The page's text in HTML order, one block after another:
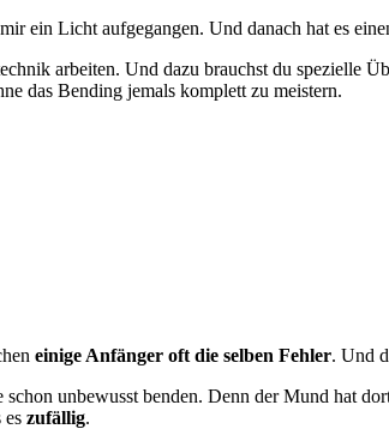
ein Licht aufgegangen. Und danach hat es
arbeiten. Und dazu brauchst du spezielle
das Bending jemals komplett zu meistern.
einige Anfänger oft die selben Fehler. Und
unbewusst benden. Denn der Mund hat
es zufällig.